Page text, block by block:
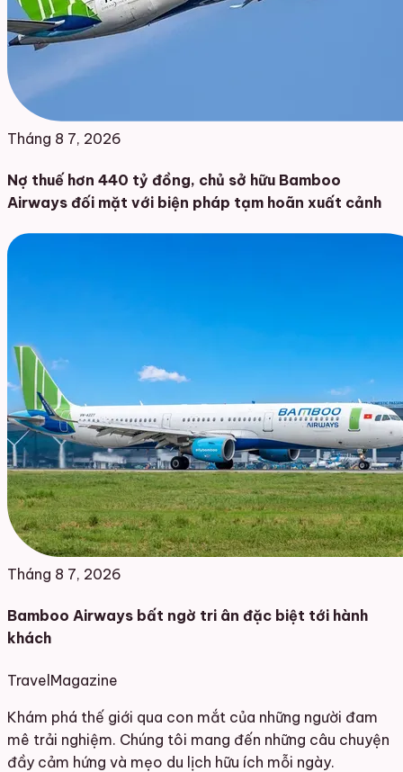
Tháng 8 7, 2026
Nợ thuế hơn 440 tỷ đồng, chủ sở hữu Bamboo
Airways đối mặt với biện pháp tạm hoãn xuất cảnh
Tháng 8 7, 2026
Bamboo Airways bất ngờ tri ân đặc biệt tới hành
khách
TravelMagazine
Khám phá thế giới qua con mắt của những người đam
mê trải nghiệm. Chúng tôi mang đến những câu chuyện
đầy cảm hứng và mẹo du lịch hữu ích mỗi ngày.